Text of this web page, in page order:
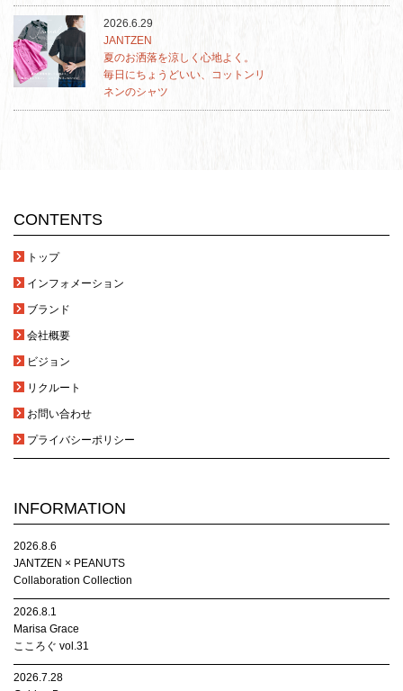
2026.6.29
JANTZEN
夏のお洒落を涼しく心地よく。
毎日にちょうどいい、コットンリ
ネンのシャツ
CONTENTS
トップ
インフォメーション
ブランド
会社概要
ビジョン
リクルート
お問い合わせ
プライバシーポリシー
INFORMATION
2026.8.6
JANTZEN × PEANUTS
Collaboration Collection
2026.8.1
Marisa Grace
こころぐ vol.31
2026.7.28